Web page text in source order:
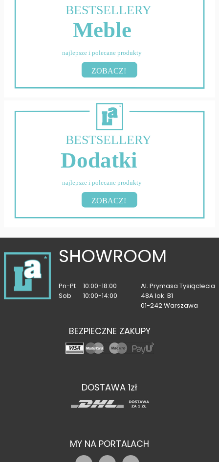
BESTSELLERY
Meble
najlepsze i polecane produkty
ZOBACZ!
BESTSELLERY
Dodatki
najlepsze i polecane produkty
ZOBACZ!
SHOWROOM
Pn-Pt
10:00-18:00
Sob
10:00-14:00
Al. Prymasa Tysiąclecia
48A lok. B1
01-242 Warszawa
BEZPIECZNE ZAKUPY
DOSTAWA 1zł
MY NA PORTALACH